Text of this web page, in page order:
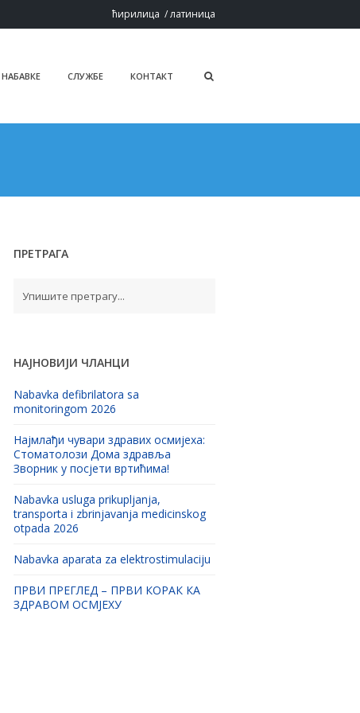
ћирилица /латиница
НАБАВКЕ СЛУЖБЕ КОНТАКТ
ПРЕТРАГА
НАЈНОВИЈИ ЧЛАНЦИ
Nabavka defibrilatora sa
monitoringom 2026
Најмлађи чувари здравих осмијеха:
Стоматолози Дома здравља
Зворник у посјети вртићима!
Nabavka usluga prikupljanja,
transporta i zbrinjavanja medicinskog
otpada 2026
Nabavka aparata za elektrostimulaciju
ПРВИ ПРЕГЛЕД – ПРВИ КОРАК КА
ЗДРАВОМ ОСМЈЕХУ